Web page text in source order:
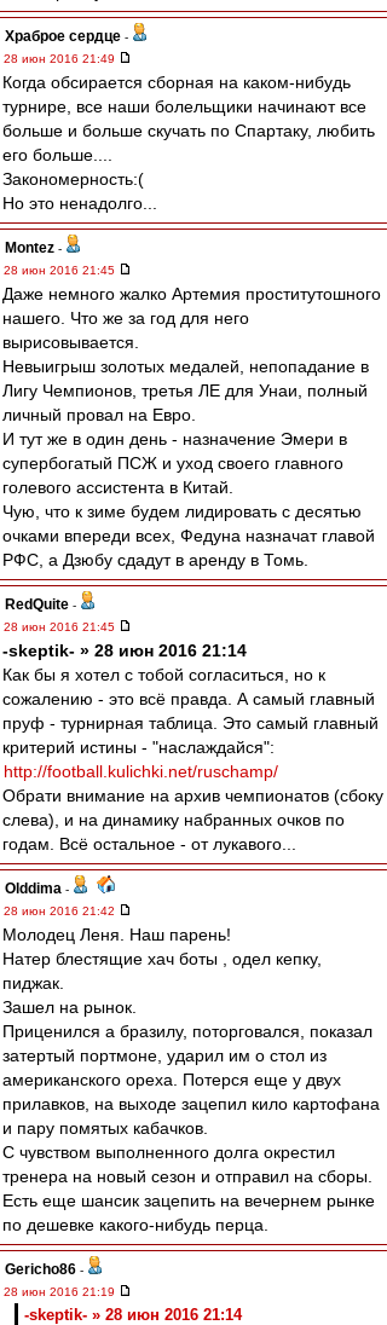
Храброе сердце -
28 июн 2016 21:49
Когда обсирается сборная на каком-нибудь
турнире, все наши болельщики начинают все
больше и больше скучать по Спартаку, любить
его больше....
Закономерность:(
Но это ненадолго...
Montez -
28 июн 2016 21:45
Даже немного жалко Артемия проститутошного
нашего. Что же за год для него
вырисовывается.
Невыигрыш золотых медалей, непопадание в
Лигу Чемпионов, третья ЛЕ для Унаи, полный
личный провал на Евро.
И тут же в один день - назначение Эмери в
супербогатый ПСЖ и уход своего главного
голевого ассистента в Китай.
Чую, что к зиме будем лидировать с десятью
очками впереди всех, Федуна назначат главой
РФС, а Дзюбу сдадут в аренду в Томь.
RedQuite -
28 июн 2016 21:45
-skeptik- » 28 июн 2016 21:14
Как бы я хотел с тобой согласиться, но к
сожалению - это всё правда. А самый главный
пруф - турнирная таблица. Это самый главный
критерий истины - "наслаждайся":
http://football.kulichki.net/ruschamp/
Обрати внимание на архив чемпионатов (сбоку
слева), и на динамику набранных очков по
годам. Всё остальное - от лукавого...
Olddima -
28 июн 2016 21:42
Молодец Леня. Наш парень!
Натер блестящие хач боты , одел кепку,
пиджак.
Зашел на рынок.
Приценился а бразилу, поторговался, показал
затертый портмоне, ударил им о стол из
американского ореха. Потерся еще у двух
прилавков, на выходе зацепил кило картофана
и пару помятых кабачков.
С чувством выполненного долга окрестил
тренера на новый сезон и отправил на сборы.
Есть еще шансик зацепить на вечернем рынке
по дешевке какого-нибудь перца.
Gericho86 -
28 июн 2016 21:19
-skeptik- » 28 июн 2016 21:14